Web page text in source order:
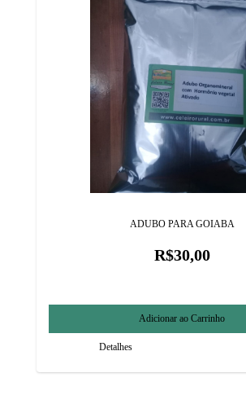
ADUBO PARA GOIABA
R$30,00
Detalhes